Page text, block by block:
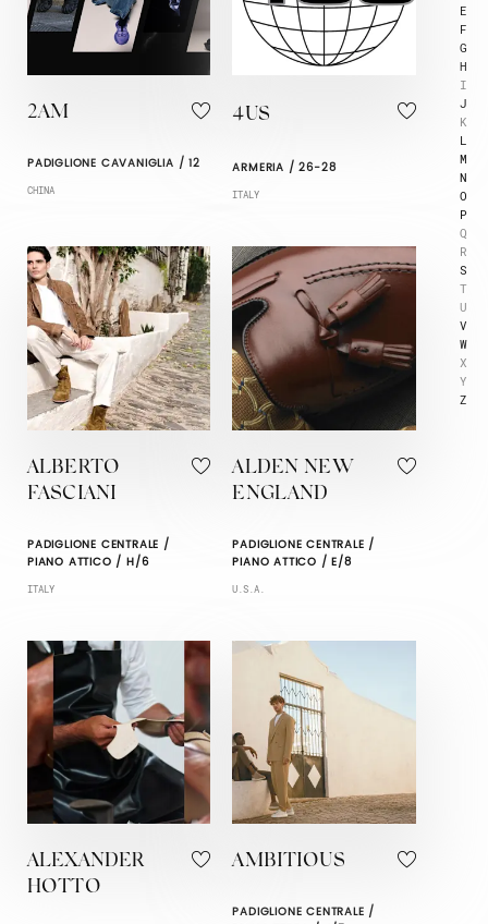
E
F
G
H
I
J
K
L
M
N
O
P
Q
R
S
T
U
V
W
X
Y
Z
2AM
PADIGLIONE CAVANIGLIA / 12
CHINA
4US
ARMERIA / 26-28
ITALY
ALBERTO
FASCIANI
PADIGLIONE CENTRALE /
PIANO ATTICO / H/6
ITALY
ALDEN NEW
ENGLAND
PADIGLIONE CENTRALE /
PIANO ATTICO / E/8
U.S.A.
ALEXANDER
HOTTO
AMBITIOUS
PADIGLIONE CENTRALE /